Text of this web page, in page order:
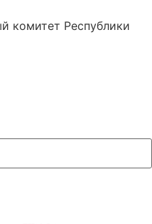
комитет Республики